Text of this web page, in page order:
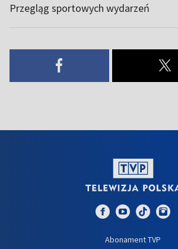
Przegląg sportowych wydarzeń
Abonament TVP